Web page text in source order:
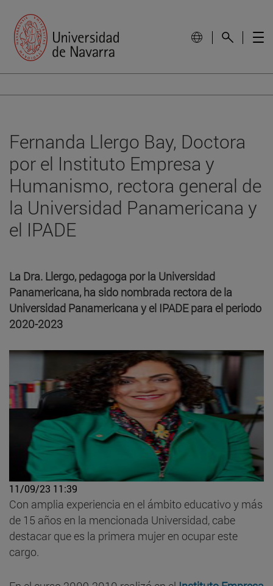
Fernanda Llergo Bay, Doctora
por el Instituto Empresa y
Humanismo, rectora general de
la Universidad Panamericana y
el IPADE
La Dra. Llergo, pedagoga por la Universidad
Panamericana, ha sido nombrada rectora de la
Universidad Panamericana y el IPADE para el periodo
2020-2023
11/09/23 11:39
Con amplia experiencia en el ámbito educativo y más
de 15 años en la mencionada Universidad, cabe
destacar que es la primera mujer en ocupar este
cargo.